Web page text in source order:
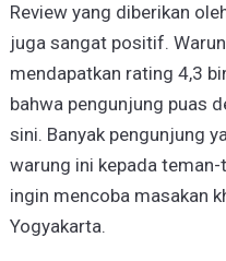
Review yang diberikan
juga sangat positif.
mendapatkan rating 4,3
bahwa pengunjung puas
sini. Banyak pengunjung
warung ini kepada
ingin mencoba masakan
Yogyakarta.